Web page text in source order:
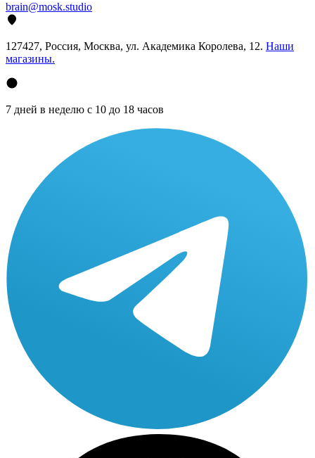
brain@mosk.studio
127427, Россия, Москва, ул. Академика Королева, 12. Наши
магазины.
7 дней в неделю с 10 до 18 часов